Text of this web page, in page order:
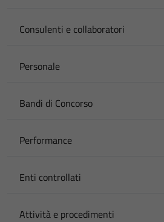
Consulenti e collaboratori
Personale
Bandi di Concorso
Performance
Enti controllati
Attività e procedimenti